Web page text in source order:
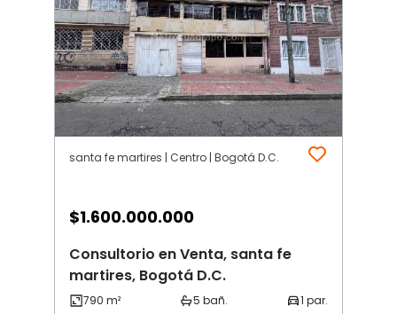
santa fe martires | Centro | Bogotá D.C.
$1.600.000.000
Consultorio en Venta, santa fe
martires, Bogotá D.C.